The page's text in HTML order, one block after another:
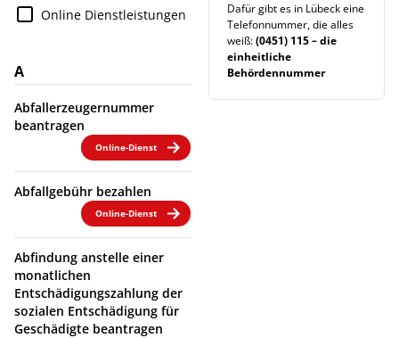
Online Dienstleistungen
A
Abfallerzeugernummer
beantragen
Online-Dienst
Abfallgebühr bezahlen
Online-Dienst
Abfindung anstelle einer
monatlichen
Entschädigungszahlung der
sozialen Entschädigung für
Geschädigte beantragen
Dafür gibt es in Lübeck eine
Telefonnummer, die alles
weiß:(0451) 115 – die
einheitliche
Behördennummer